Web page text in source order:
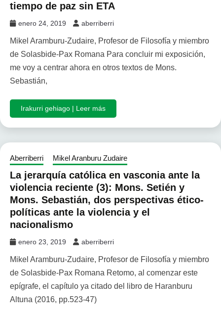
tiempo de paz sin ETA
enero 24, 2019 aberriberri
Mikel Aramburu-Zudaire, Profesor de Filosofía y miembro
de Solasbide-Pax Romana Para concluir mi exposición,
me voy a centrar ahora en otros textos de Mons.
Sebastián,
Irakurri gehiago | Leer más
Aberriberri Mikel Aranburu Zudaire
La jerarquía católica en vasconia ante la
violencia reciente (3): Mons. Setién y
Mons. Sebastián, dos perspectivas ético-
políticas ante la violencia y el
nacionalismo
enero 23, 2019 aberriberri
Mikel Aramburu-Zudaire, Profesor de Filosofía y miembro
de Solasbide-Pax Romana Retomo, al comenzar este
epígrafe, el capítulo ya citado del libro de Haranburu
Altuna (2016, pp.523-47)